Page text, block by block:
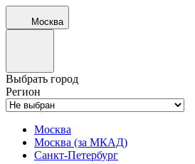
Москва
Выбрать город
Регион
Москва
Москва (за МКАД)
Санкт-Петербург